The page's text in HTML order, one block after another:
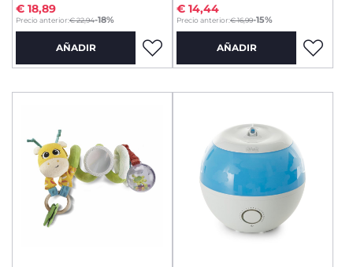
Precio anterior:€ 22,94-18%
to
€ 18,89
AÑADIR
Precio anterior:€ 16,99-15%
to
€ 14,44
AÑADIR